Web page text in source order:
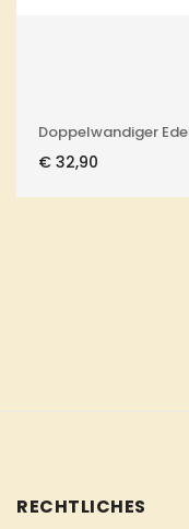
Doppelwandiger
€ 32,90
RECHTLICHES